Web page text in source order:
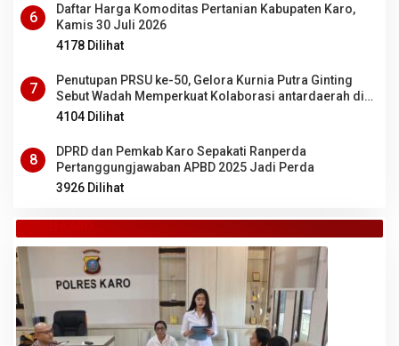
6
Daftar Harga Komoditas Pertanian Kabupaten Karo,
Kamis 30 Juli 2026
4178 Dilihat
7
Penutupan PRSU ke-50, Gelora Kurnia Putra Ginting
Sebut Wadah Memperkuat Kolaborasi antardaerah di
Sumut
4104 Dilihat
8
DPRD dan Pemkab Karo Sepakati Ranperda
Pertanggungjawaban APBD 2025 Jadi Perda
3926 Dilihat
TANAH KARO